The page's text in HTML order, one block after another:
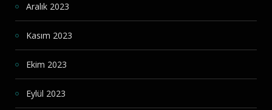
Aralık 2023
Kasım 2023
Ekim 2023
Eylül 2023